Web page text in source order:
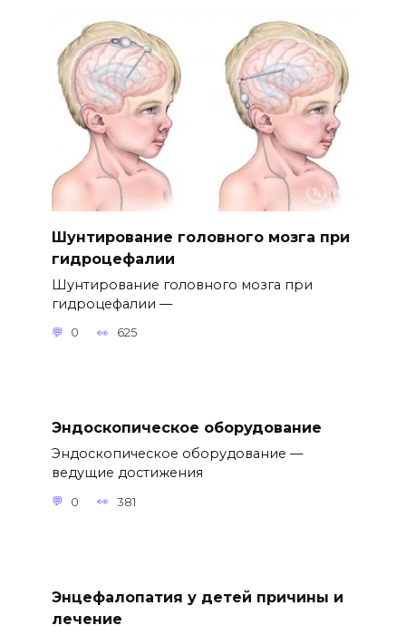
Шунтирование головного мозга при
гидроцефалии
Шунтирование головного мозга при
гидроцефалии —
0 625
Эндоскопическое оборудование
Эндоскопическое оборудование —
ведущие достижения
0 381
Энцефалопатия у детей причины и
лечение